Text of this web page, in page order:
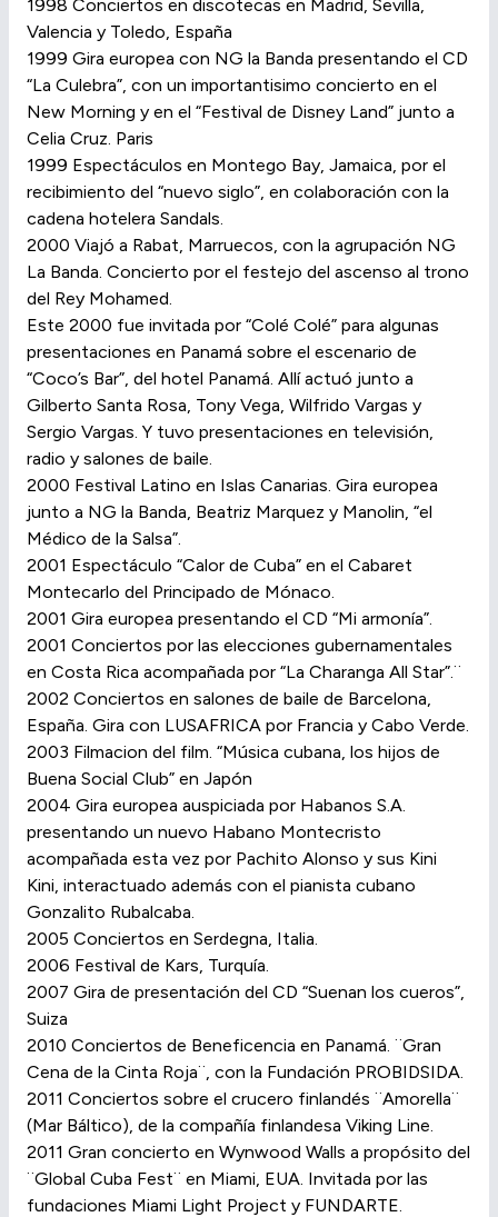
1998 Conciertos en discotecas en Madrid, Sevilla,
Valencia y Toledo, España
1999 Gira europea con NG la Banda presentando el CD
“La Culebra”, con un importantisimo concierto en el
New Morning y en el “Festival de Disney Land” junto a
Celia Cruz. Paris
1999 Espectáculos en Montego Bay, Jamaica, por el
recibimiento del “nuevo siglo”, en colaboración con la
cadena hotelera Sandals.
2000 Viajó a Rabat, Marruecos, con la agrupación NG
La Banda. Concierto por el festejo del ascenso al trono
del Rey Mohamed.
Este 2000 fue invitada por “Colé Colé” para algunas
presentaciones en Panamá sobre el escenario de
“Coco’s Bar”, del hotel Panamá. Allí actuó junto a
Gilberto Santa Rosa, Tony Vega, Wilfrido Vargas y
Sergio Vargas. Y tuvo presentaciones en televisión,
radio y salones de baile.
2000 Festival Latino en Islas Canarias. Gira europea
junto a NG la Banda, Beatriz Marquez y Manolin, “el
Médico de la Salsa”.
2001 Espectáculo “Calor de Cuba” en el Cabaret
Montecarlo del Principado de Mónaco.
2001 Gira europea presentando el CD “Mi armonía”.
2001 Conciertos por las elecciones gubernamentales
en Costa Rica acompañada por “La Charanga All Star”.¨
2002 Conciertos en salones de baile de Barcelona,
España. Gira con LUSAFRICA por Francia y Cabo Verde.
2003 Filmacion del film. “Música cubana, los hijos de
Buena Social Club” en Japón
2004 Gira europea auspiciada por Habanos S.A.
presentando un nuevo Habano Montecristo
acompañada esta vez por Pachito Alonso y sus Kini
Kini, interactuado además con el pianista cubano
Gonzalito Rubalcaba.
2005 Conciertos en Serdegna, Italia.
2006 Festival de Kars, Turquía.
2007 Gira de presentación del CD “Suenan los cueros”,
Suiza
2010 Conciertos de Beneficencia en Panamá. ¨Gran
Cena de la Cinta Roja¨, con la Fundación PROBIDSIDA.
2011 Conciertos sobre el crucero finlandés ¨Amorella¨
(Mar Báltico), de la compañía finlandesa Viking Line.
2011 Gran concierto en Wynwood Walls a propósito del
¨Global Cuba Fest¨ en Miami, EUA. Invitada por las
fundaciones Miami Light Project y FUNDARTE.